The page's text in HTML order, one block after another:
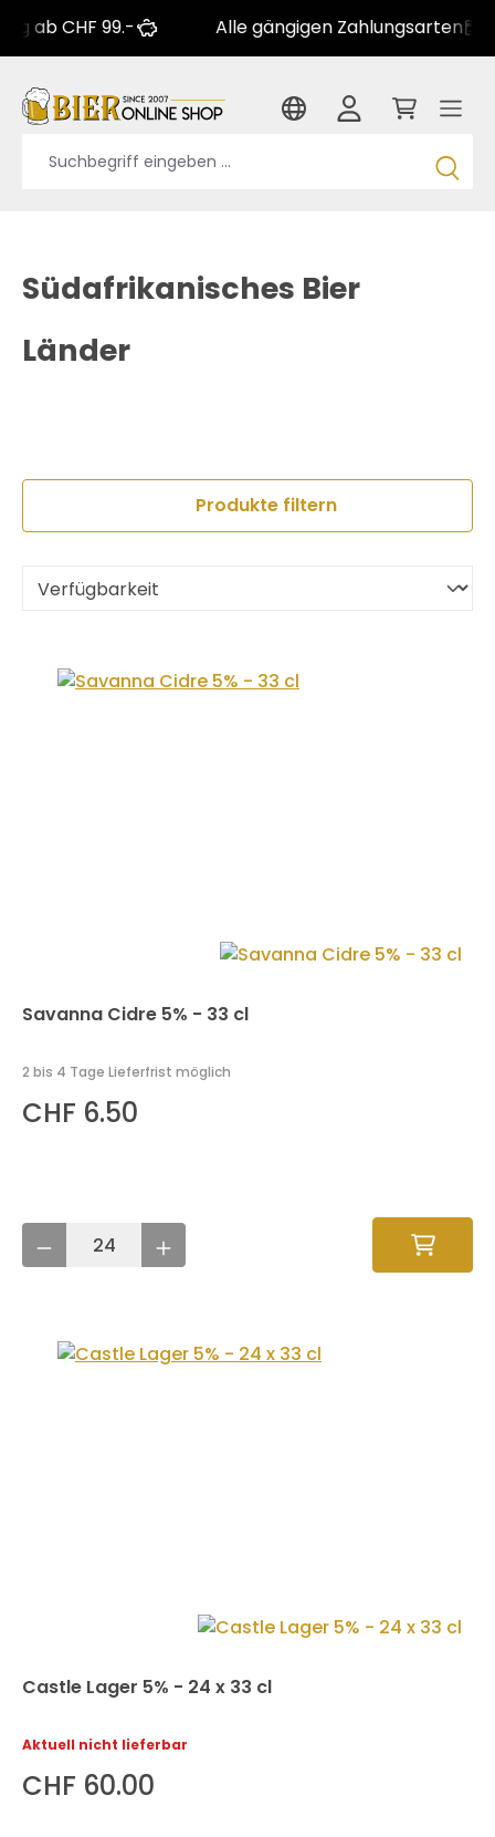
CHF 99.- Alle gängigen Zahlungsarten
Südafrikanisches Bier
Länder
Produkte filtern
Savanna Cidre 5% - 33 cl
2 bis 4 Tage Lieferfrist möglich
CHF 6.50
Castle Lager 5% - 24 x 33 cl
Aktuell nicht lieferbar
CHF 60.00